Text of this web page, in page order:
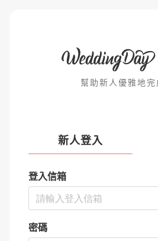
幫助新人優雅地完
新人登入
登入信箱
密碼